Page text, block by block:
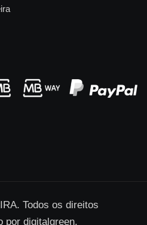
Todos os direitos
por digitalgreen.